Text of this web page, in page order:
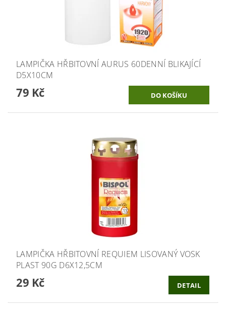
LAMPIČKA HŘBITOVNÍ AURUS 60DENNÍ BLIKAJÍCÍ
D5X10CM
79 Kč
LAMPIČKA HŘBITOVNÍ REQUIEM LISOVANÝ VOSK
PLAST 90G D6X12,5CM
29 Kč DETAIL